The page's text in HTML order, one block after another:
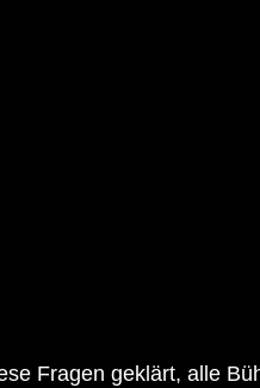
Fragen geklärt, alle